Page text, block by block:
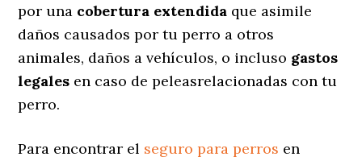
por una cobertura extendida que asimile
daños causados por tu perro a otros
animales, daños a vehículos, o incluso gastos
legales en caso de peleasrelacionadas con tu
perro.
Para encontrar el seguro para perros en